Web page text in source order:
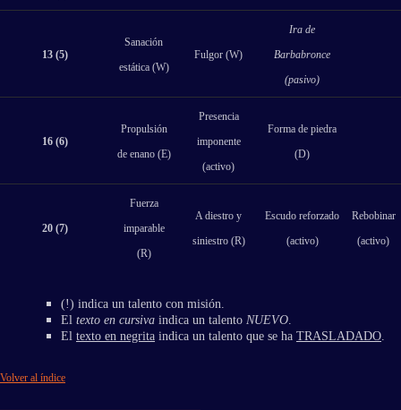
13 (5)
Sanación
estática (W)
Fulgor (W)
Ira de
Barbabronce
(pasivo)
16 (6)
Propulsión
de enano (E)
Presencia
imponente
(activo)
Forma de piedra
(D)
20 (7)
Fuerza
imparable
(R)
A diestro y
siniestro (R)
Escudo reforzado
(activo)
Rebobinar
(activo)
(!) indica un talento con misión.
El texto en cursiva indica un talento NUEVO
El texto en negrita indica un talento que se ha TRASLADADO
Volver al índice